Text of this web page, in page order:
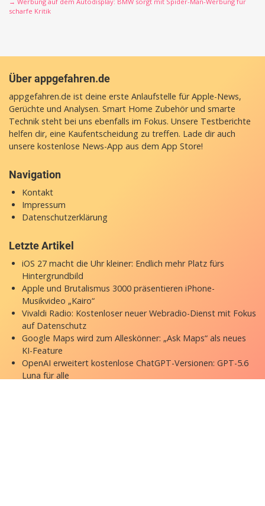
scharfe Kritik
Über appgefahren.de
appgefahren.de ist deine erste Anlaufstelle für Apple-News,
Gerüchte und Analysen. Smart Home Zubehör und smarte
Technik steht bei uns ebenfalls im Fokus. Unsere Testberichte
helfen dir, eine Kaufentscheidung zu treffen. Lade dir auch
unsere kostenlose News-App aus dem App Store!
Navigation
Kontakt
Impressum
Datenschutzerklärung
Letzte Artikel
iOS 27 macht die Uhr kleiner: Endlich mehr Platz fürs
Hintergrundbild
Apple und Brutalismus 3000 präsentieren iPhone-
Musikvideo „Kairo“
Vivaldi Radio: Kostenloser neuer Webradio-Dienst mit Fokus
auf Datenschutz
Google Maps wird zum Alleskönner: „Ask Maps“ als neues
KI-Feature
OpenAI erweitert kostenlose ChatGPT-Versionen: GPT-5.6
Luna für alle